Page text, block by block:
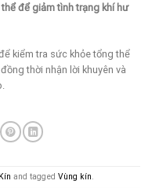
để giảm tình trạng khí hư
kiểm tra sức khỏe tổng thể
thời nhận lời khuyên và
and tagged Vùng kín.